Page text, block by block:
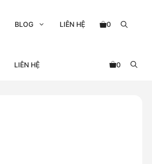
BLOG LIÊN HỆ 0
LIÊN HỆ 0